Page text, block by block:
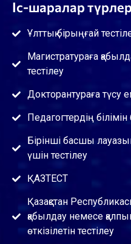
Іс-шаралар
Ұлттық бірыңғай
Магистратураға
тестілеу
Докторантураға түсу
Педагогтердің білімін
Бірінші басшы
үшін тестілеу
ҚАЗТЕСТ
Қазақстан
қабылдау немесе
өткізілетін тестілеу